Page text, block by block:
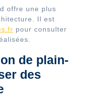
offre une plus
Il est
pour consulter
de plain-
des